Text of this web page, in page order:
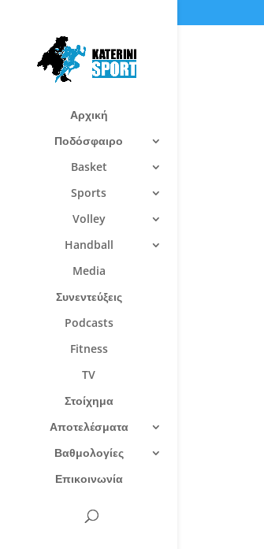
Αρχική
Ποδόσφαιρο
Basket
Sports
Volley
Handball
Media
Συνεντεύξεις
Podcasts
Fitness
TV
Στοίχημα
Αποτελέσματα
Βαθμολογίες
Επικοινωνία